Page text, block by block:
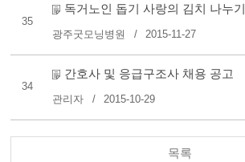
35
독거노인 돕기 사랑의 김치 나누기
광주굿모닝병원 2015-11-27
34
간호사 및 응급구조사 채용 공고
관리자 2015-10-29
목록